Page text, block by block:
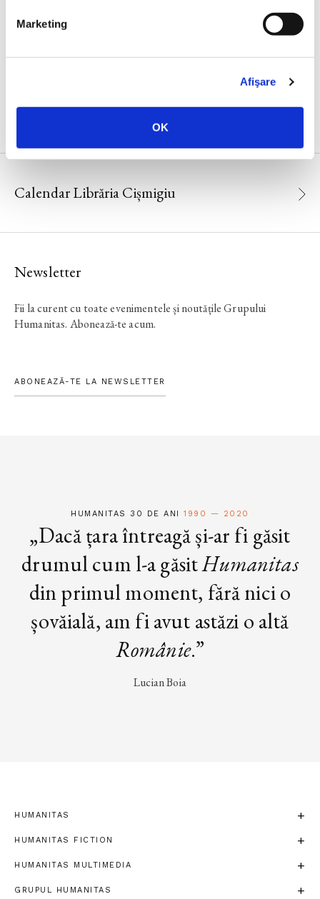
Marketing
Afişare
OK
Calendar Librăria Cișmigiu
Newsletter
Fii la curent cu toate evenimentele și noutățile Grupului
Humanitas. Abonează-te acum.
ABONEAZĂ-TE LA NEWSLETTER
HUMANITAS 30 DE ANI1990 — 2020
„Dacă țara întreagă și-ar fi găsit
drumul cum l-a găsitHumanitas
din primul moment, fără nici o
șovăială, am fi avut astăzi o altă
Românie.”
Lucian Boia
HUMANITAS
HUMANITAS FICTION
HUMANITAS MULTIMEDIA
GRUPUL HUMANITAS